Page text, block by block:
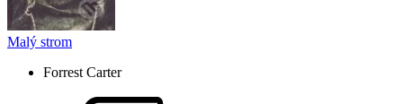
Malý strom
Forrest Carter